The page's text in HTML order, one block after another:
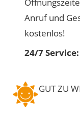
Anruf und
kostenlos!
24/7 Service:
GUT ZU